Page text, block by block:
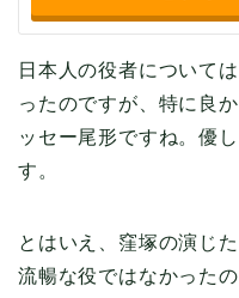
日本人の役者について
ったのですが、特に良
ッセー尾形ですね。優
す。
とはいえ、窪塚の演じ
流暢な役ではなかった